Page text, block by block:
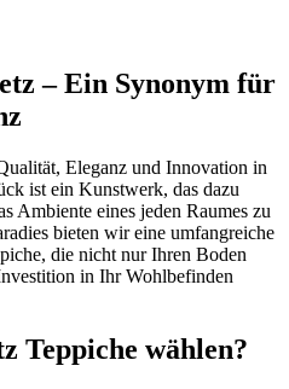
– Ein Synonym für
Eleganz und Innovation in
ist ein Kunstwerk, das dazu
Ambiente eines jeden Raumes zu
bieten wir eine umfangreiche
die nicht nur Ihren Boden
in Ihr Wohlbefinden
Teppiche wählen?